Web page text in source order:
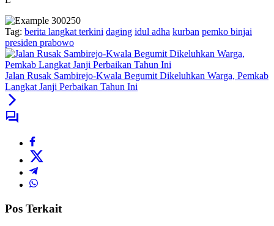
Tag: berita langkat terkini daging idul adha kurban pemko binjai
presiden prabowo
Jalan Rusak Sambirejo-Kwala Begumit Dikeluhkan Warga, Pemkab
Langkat Janji Perbaikan Tahun Ini
Pos Terkait